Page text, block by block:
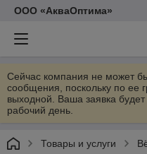
ООО «АкваОптима»
Сейчас компания не может
сообщения, поскольку по ее
выходной. Ваша заявка
рабочий день.
Товары и услуги